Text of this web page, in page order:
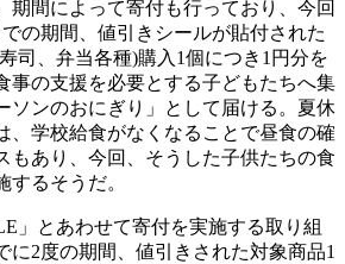
期間によって寄付も行っており、今回
の期間、値引きシールが貼付された
司、弁当各種)購入1個につき1円分を
事の支援を必要とする子どもたちへ集
ソンのおにぎり」として届ける。夏休
、学校給食がなくなることで昼食の確
もあり、今回、そうした子供たちの食
るそうだ。
」とあわせて寄付を実施する取り組
に2度の期間、値引きされた対象商品1